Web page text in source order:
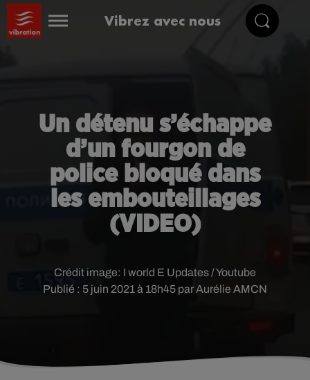
Vibrez avec nous
Un détenu s’échappe
d’un fourgon de
police bloqué dans
les embouteillages
(VIDEO)
Publié : 5 juin 2021 à 18h45 par Aurélie AMCN
Crédit image: I world E Updates / Youtube